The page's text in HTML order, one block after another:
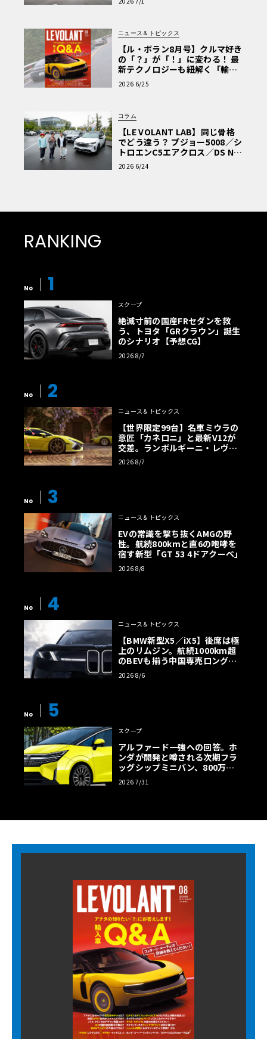
ニュース＆トピックス
【ル・ボラン8月号】クルマ好き
の「？」が「！」に変わる！ 最
新テクノロジーも紐解く「輸入
車Q&A」
2026 6/25
コラム
【LE VOLANT LAB】同じ骨格
でどう違う？ プジョー5008／シ
トロエンC5エアクロス／DS Nº4
読者一気乗りレポート
2026 6/24
RANKING
No 1
スクープ
絶滅寸前の国産FRセダンを救
う、トヨタ「GRクラウン」誕生
のシナリオ【予想CG】
2026 8/7
No 2
ニュース＆トピックス
【世界限定99台】名車ミウラの
意匠「カネロニ」と最新V12が
交差。ランボルギーニ・レヴエ
ルトに60周年記念車が登場
2026 8/7
No 3
ニュース＆トピックス
EVの常識を撃ち抜くAMGの野
性。航続800kmと直6の咆哮を
宿す新型「GT 53 4ドアクーペ」
2026 8/8
No 4
ニュース＆トピックス
【BMW新型X5／iX5】後席は極
上のリムジン。航続1000km超
のBEVも揃う中国専売ロング仕
様の全貌
2026 8/6
No 5
スクープ
アルファード一強への回答。ホ
ンダが開発と噂される次期フラ
ッグシップミニバン、800万円
超の勝算【予想CG】
2026 7/31